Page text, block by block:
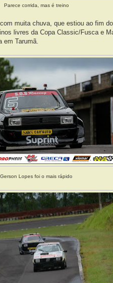
Parece corrida, mas é treino
muita chuva, que estiou ao fim do
livres da Copa Classic/Fusca e
em Tarumã.
Gerson Lopes foi o mais rápido